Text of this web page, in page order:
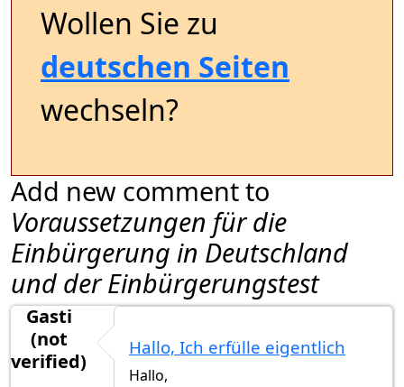
Wollen Sie zu
deutschen Seiten
wechseln?
Add new comment to
Voraussetzungen für die
Einbürgerung in Deutschland
und der Einbürgerungstest
Gasti
(not
verified)
Hallo, Ich erfülle eigentlich
Hallo,